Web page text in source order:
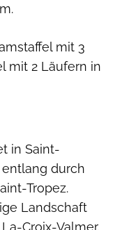
mit 3
mit 2 Läufern in
in Saint-
durch
Tropez.
Landschaft
Croix-Valmer,